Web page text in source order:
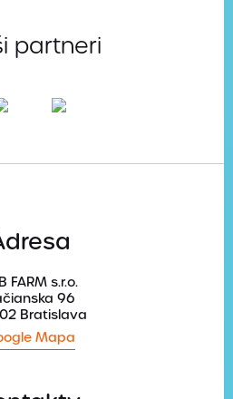
partneri
FARM s.r.o.
96
Bratislava
Mapa